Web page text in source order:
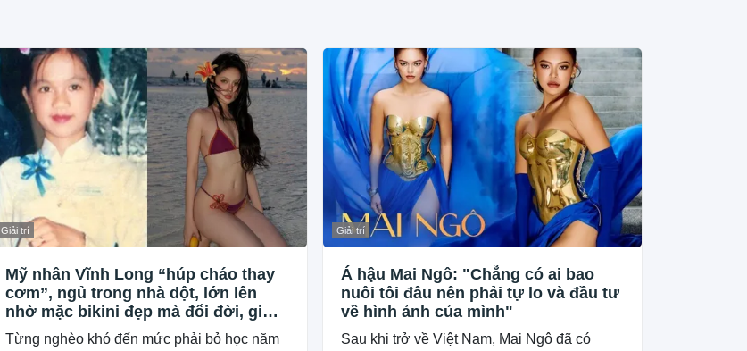
Giải trí
Mỹ nhân Vĩnh Long “húp cháo thay
cơm”, ngủ trong nhà dột, lớn lên
nhờ mặc bikini đẹp mà đổi đời, giờ
ở “cung điện” 50 tỷ
Từng nghèo khó đến mức phải bỏ học năm
Giải trí
Á hậu Mai Ngô: "Chẳng có ai bao
nuôi tôi đâu nên phải tự lo và đầu tư
về hình ảnh của mình"
Sau khi trở về Việt Nam, Mai Ngô đã có